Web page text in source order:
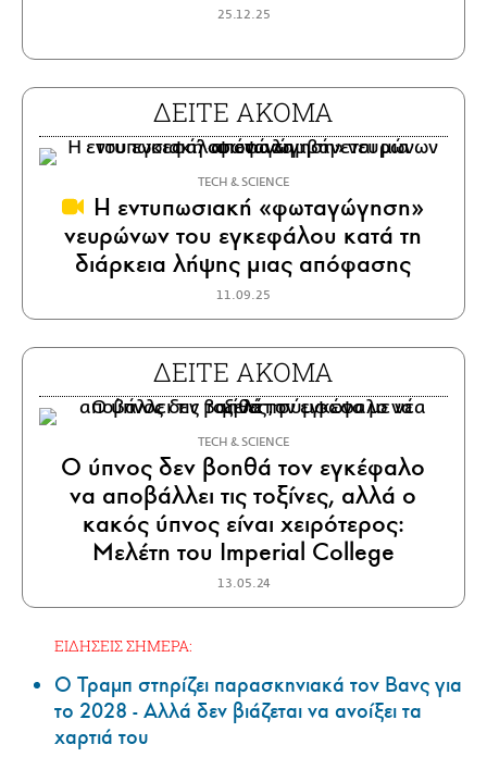
25.12.25
ΔΕΙΤΕ ΑΚΟΜΑ
ΤECH & SCIENCE
Η εντυπωσιακή «φωταγώγηση»
νευρώνων του εγκεφάλου κατά τη
διάρκεια λήψης μιας απόφασης
11.09.25
ΔΕΙΤΕ ΑΚΟΜΑ
ΤECH & SCIENCE
Ο ύπνος δεν βοηθά τον εγκέφαλο
να αποβάλλει τις τοξίνες, αλλά ο
κακός ύπνος είναι χειρότερος:
Μελέτη του Imperial College
13.05.24
ΕΙΔΗΣΕΙΣ ΣΗΜΕΡΑ:
Ο Τραμπ στηρίζει παρασκηνιακά τον Βανς για
το 2028 - Αλλά δεν βιάζεται να ανοίξει τα
χαρτιά του